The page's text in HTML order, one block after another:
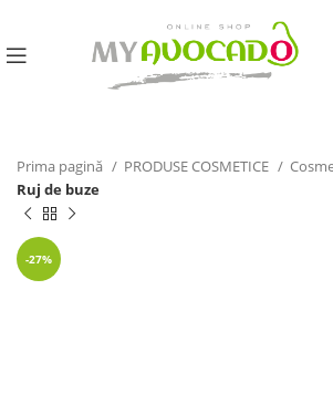
Prima pagină PRODUSE COSMETICE
Ruj de buze
-27%